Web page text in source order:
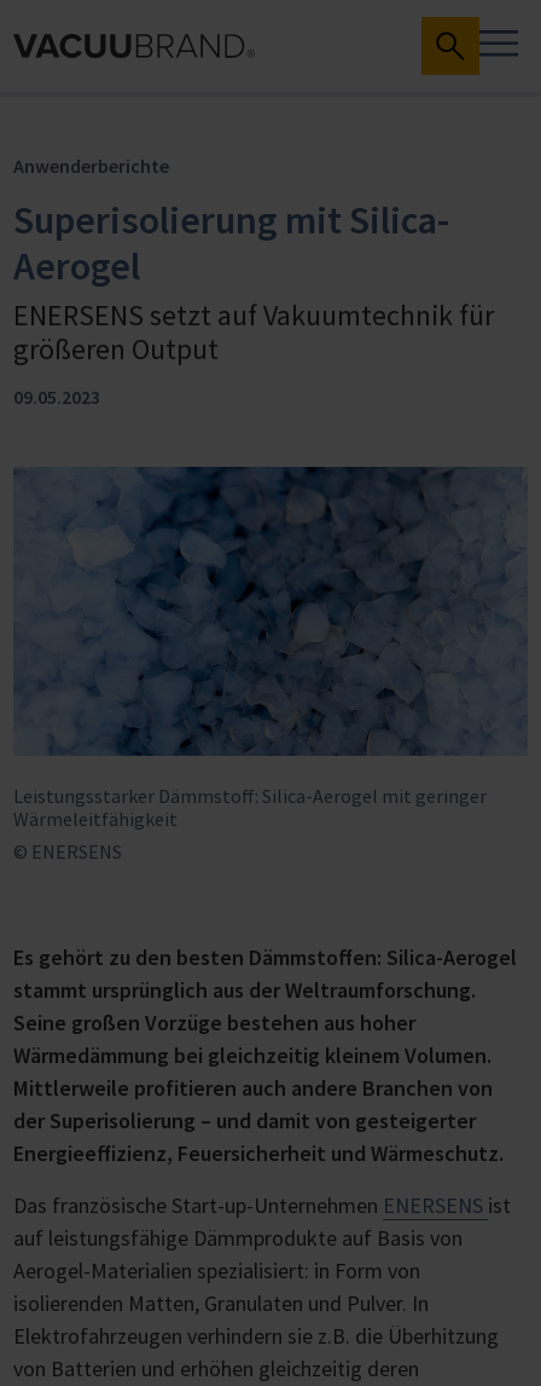
Anwenderberichte
Superisolierung mit Silica-
Aerogel
ENERSENS setzt auf Vakuumtechnik für
größeren Output
09.05.2023
Leistungsstarker Dämmstoff: Silica-Aerogel mit geringer
Wärmeleitfähigkeit
© ENERSENS
Es gehört zu den besten Dämmstoffen: Silica-Aerogel
stammt ursprünglich aus der Weltraumforschung.
Seine großen Vorzüge bestehen aus hoher
Wärmedämmung bei gleichzeitig kleinem Volumen.
Mittlerweile profitieren auch andere Branchen von
der Superisolierung – und damit von gesteigerter
Energieeffizienz, Feuersicherheit und Wärmeschutz.
Das französische Start-up-Unternehmen ENERSENS ist
auf leistungsfähige Dämmprodukte auf Basis von
Aerogel-Materialien spezialisiert: in Form von
isolierenden Matten, Granulaten und Pulver. In
Elektrofahrzeugen verhindern sie z.B. die Überhitzung
von Batterien und erhöhen gleichzeitig deren